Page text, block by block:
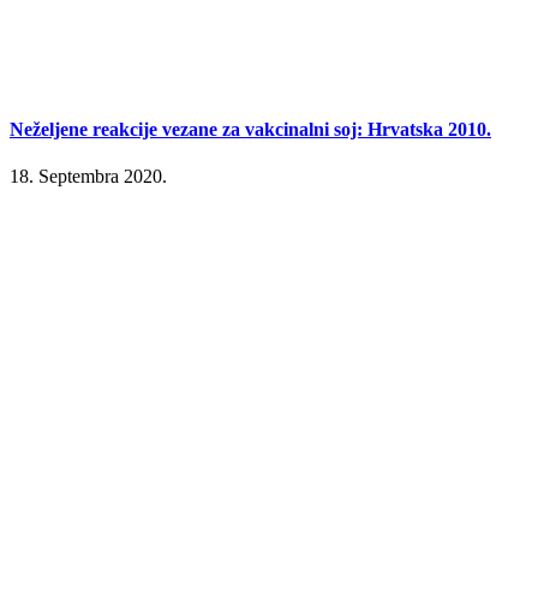
Neželjene reakcije vezanе za vakcinalni soj: Hrvatska 2010.
18. Septembra 2020.